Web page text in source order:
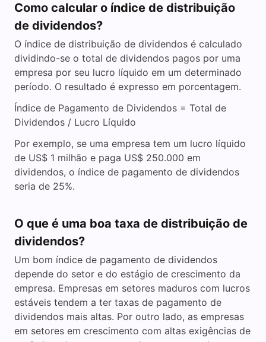
Como calcular o índice de distribuição
de dividendos?
O índice de distribuição de dividendos é calculado
dividindo-se o total de dividendos pagos por uma
empresa por seu lucro líquido em um determinado
período. O resultado é expresso em porcentagem.
Índice de Pagamento de Dividendos = Total de
Dividendos / Lucro Líquido
Por exemplo, se uma empresa tem um lucro líquido
de US$ 1 milhão e paga US$ 250.000 em
dividendos, o índice de pagamento de dividendos
seria de 25%.
O que é uma boa taxa de distribuição de
dividendos?
Um bom índice de pagamento de dividendos
depende do setor e do estágio de crescimento da
empresa. Empresas em setores maduros com lucros
estáveis tendem a ter taxas de pagamento de
dividendos mais altas. Por outro lado, as empresas
em setores em crescimento com altas exigências de